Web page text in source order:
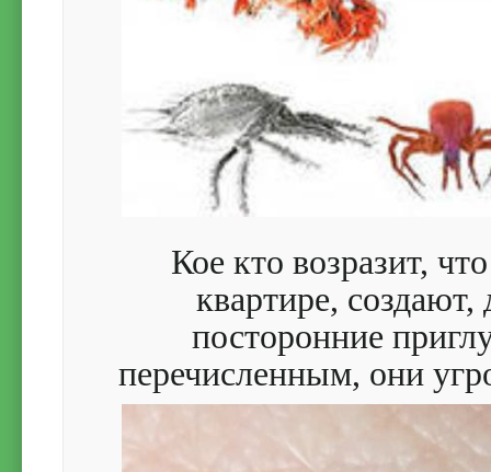
Кое кто возразит,
квартире,
посторонние
перечисленным, они